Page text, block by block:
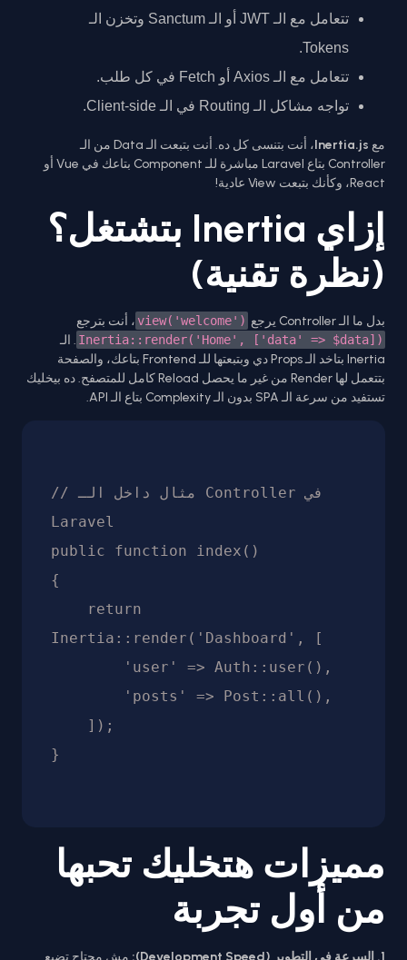
تتعامل مع الـ JWT أو الـ Sanctum وتخزن الـ
Tokens.
تتعامل مع الـ Axios أو Fetch في كل طلب.
تواجه مشاكل الـ Routing في الـ Client-side.
مع Inertia.js
، أنت بتنسى كل ده. أنت بتبعت الـ Data من الـ
Controller بتاع Laravel مباشرة للـ Component بتاعك في Vue أو
React، وكأنك بتبعت View عادية!
إزاي Inertia بتشتغل؟
(نظرة تقنية)
بدل ما الـ Controller يرجع view('welcome') ، أنت بترجع
Inertia::render('Home', ['data' => $data]) . الـ
Inertia بتاخد الـ Props دي وبتبعتها للـ Frontend بتاعك، والصفحة
بتتعمل لها Render من غير ما يحصل Reload كامل للمتصفح. ده بيخليك
تستفيد من سرعة الـ SPA بدون الـ Complexity بتاع الـ API.
// مثال داخل الـ Controller في
Laravel
public function index()
{
Inertia::render('Dashboard', [
مميزات هتخليك تحبها
من أول تجربة